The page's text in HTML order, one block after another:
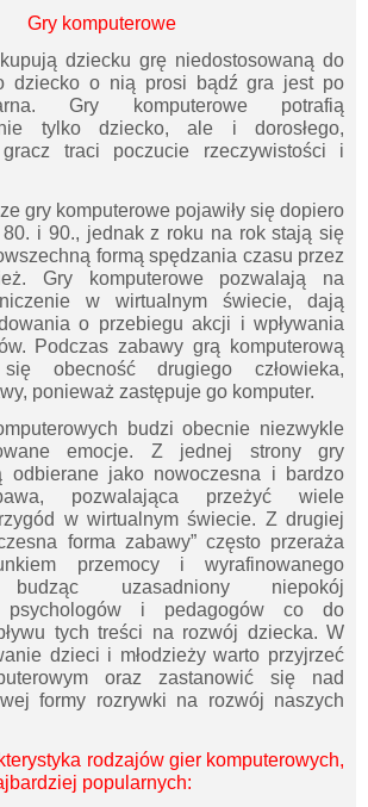
Gry komputerowe
dziecku grę niedostosowaną do
dziecko o nią prosi bądź gra jest po
Gry komputerowe potrafią
tylko dziecko, ale i dorosłego,
traci poczucie rzeczywistości i
gry komputerowe pojawiły się dopiero
80. i 90., jednak z roku na rok stają się
formą spędzania czasu przez
Gry komputerowe pozwalają na
w wirtualnym świecie, dają
o przebiegu akcji i wpływania
Podczas zabawy grą komputerową
obecność drugiego człowieka,
ponieważ zastępuje go komputer.
budzi obecnie niezwykle
emocje. Z jednej strony gry
odbierane jako nowoczesna i bardzo
pozwalająca przeżyć wiele
w wirtualnym świecie. Z drugiej
forma zabawy” często przeraża
przemocy i wyrafinowanego
budząc uzasadniony niepokój
psychologów i pedagogów co do
tych treści na rozwój dziecka. W
dzieci i młodzieży warto przyjrzeć
oraz zastanowić się nad
formy rozrywki na rozwój naszych
rodzajów gier komputerowych,
popularnych: